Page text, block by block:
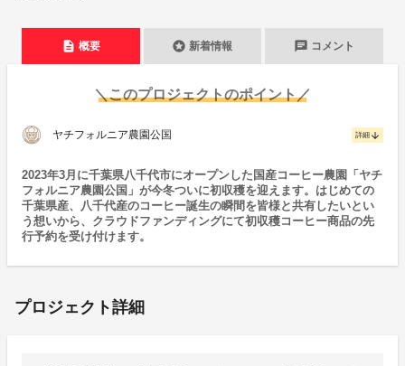
description 概要 stars 新着情報 chat コメント
＼このプロジェクトのポイント／
ヤチフォルニア農園公国 詳細 arrow_downward
2023年3月に千葉県八千代市にオープンした国産コーヒー農園「ヤチ
フォルニア農園公国」が今冬ついに初収穫を迎えます。はじめての
千葉県産、八千代産のコーヒー誕生の瞬間を皆様と共有したいとい
う想いから、クラウドファンディングにて初収穫コーヒー商品の先
行予約を受け付けます。
プロジェクト詳細